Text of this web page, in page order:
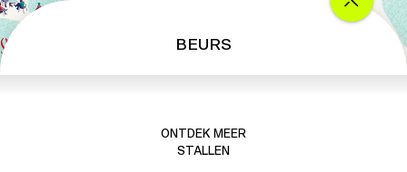
BEURS
ONTDEK MEER
STALLEN